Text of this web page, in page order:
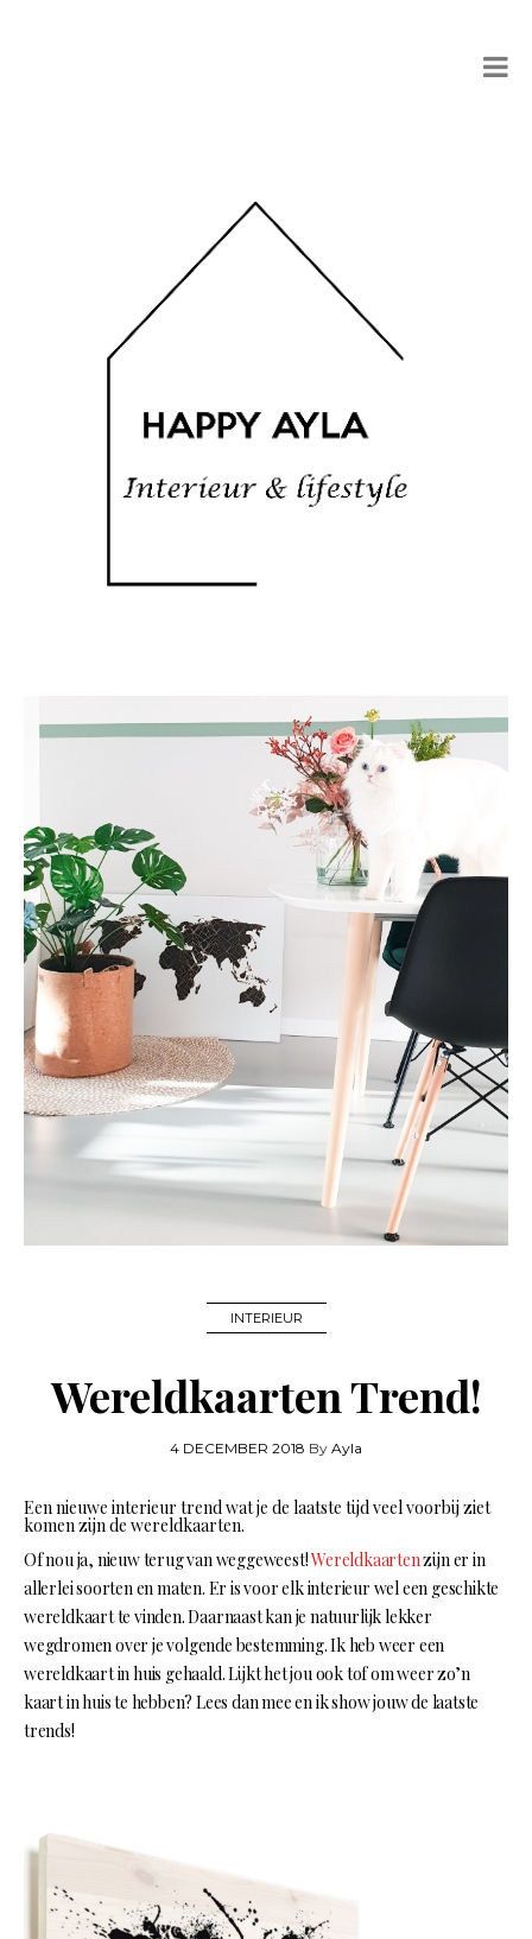
INTERIEUR
Wereldkaarten Trend!
4 DECEMBER 2018 By Ayla
Een nieuwe interieur trend wat je de laatste tijd veel voorbij ziet
komen zijn de wereldkaarten.
Of nou ja, nieuw terug van weggeweest!Wereldkaartenzijn er in
allerlei soorten en maten. Er is voor elk interieur wel een geschikte
wereldkaart te vinden. Daarnaast kan je natuurlijk lekker
wegdromen over je volgende bestemming. Ik heb weer een
wereldkaart in huis gehaald. Lijkt het jou ook tof om weer zo’n
kaart in huis te hebben? Lees dan mee en ik show jouw de laatste
trends!